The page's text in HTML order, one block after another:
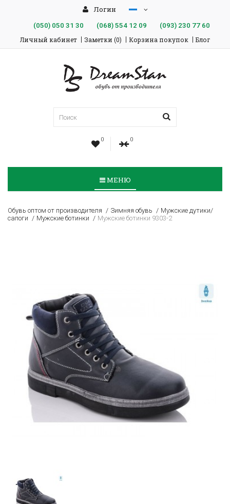
Логин
(050)050 31 30 (068)554 12 09 (093)230 77 60
Личный кабинет Заметки (0) Корзина покупок Блог
0 0
МЕНЮ
Обувь оптом от производителя Зимняя обувь
Мужские дутики/
сапоги
Мужские ботинки Мужские ботинки 9303-2